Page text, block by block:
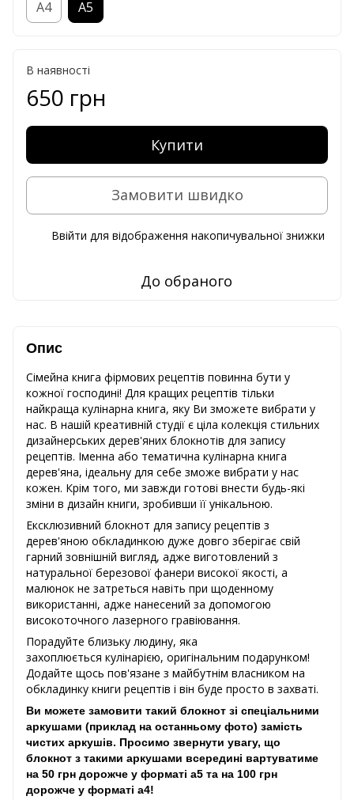
А4 А5
В наявності
650 грн
Купити
Замовити швидко
Ввійти для відображення накопичувальної знижки
До обраного
Опис
Сімейна книга фірмових рецептів повинна бути у
кожної господині! Для кращих рецептів тільки
найкраща кулінарна книга, яку Ви зможете вибрати у
нас. В нашій креативній студії є ціла колекція стильних
дизайнерських дерев'яних блокнотів для запису
рецептів. Іменна або тематична кулінарна книга
дерев'яна, ідеальну для себе зможе вибрати у нас
кожен. Крім того, ми завжди готові внести будь-які
зміни в дизайн книги, зробивши її унікальною.
Ексклюзивний блокнот для запису рецептів з
дерев'яною обкладинкою дуже довго зберігає свій
гарний зовнішній вигляд, адже виготовлений з
натуральної березової фанери високої якості, а
малюнок не затреться навіть при щоденному
використанні, адже нанесений за допомогою
високоточного лазерного гравіювання.
Порадуйте близьку людину, яка
захоплюється кулінарією, оригінальним подарунком!
Додайте щось пов'язане з майбутнім власником на
обкладинку книги рецептів і він буде просто в захваті.
Ви можете замовити такий блокнот зі спеціальними
аркушами (приклад на останньому фото) замість
чистих аркушів. Просимо звернути увагу, що
блокнот з такими аркушами всередині вартуватиме
на 50 грн дорожче у форматі а5 та на 100 грн
дорожче у форматі а4!